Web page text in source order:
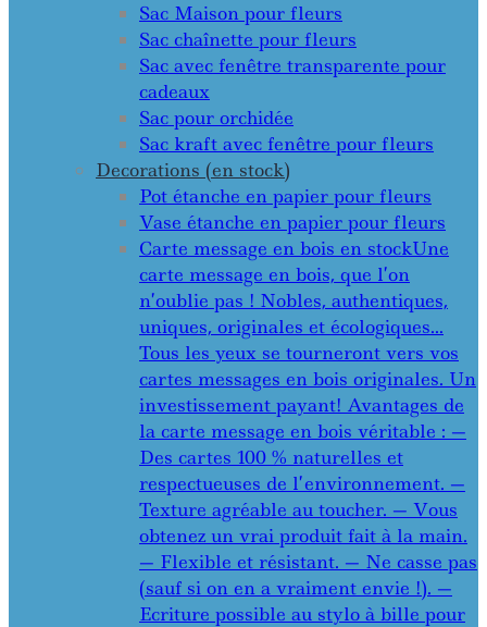
Sac Maison pour fleurs
Sac chaînette pour fleurs
Sac avec fenêtre transparente pour
cadeaux
Sac pour orchidée
Sac kraft avec fenêtre pour fleurs
Decorations (en stock)
Pot étanche en papier pour fleurs
Vase étanche en papier pour fleurs
Carte message en bois en stockUne
carte message en bois, que l’on
n’oublie pas ! Nobles, authentiques,
uniques, originales et écologiques…
Tous les yeux se tourneront vers vos
cartes messages en bois originales. Un
investissement payant! Avantages de
la carte message en bois véritable : —
Des cartes 100 % naturelles et
respectueuses de l’environnement. —
Texture agréable au toucher. — Vous
obtenez un vrai produit fait à la main.
— Flexible et résistant. — Ne casse pas
(sauf si on en a vraiment envie !). —
Ecriture possible au stylo à bille pour